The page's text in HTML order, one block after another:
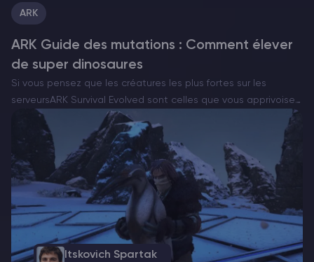
ARK
ARK Guide des mutations : Comment élever
de super dinosaures
Si vous pensez que les créatures les plus fortes sur les
serveursARK Survival Evolved sont celles que vous apprivoisez
dans la nature, c’est que vous n’avez pas encore rencontré de
bête à mutation. La véritable…
Itskovich Spartak